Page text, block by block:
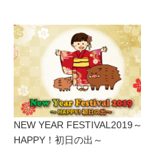
NEW YEAR FESTIVAL2019～
HAPPY！初日の出～